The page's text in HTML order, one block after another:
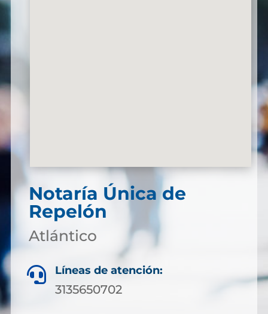
Notaría Única de
Repelón
Atlántico
 Líneas de atención:
3135650702